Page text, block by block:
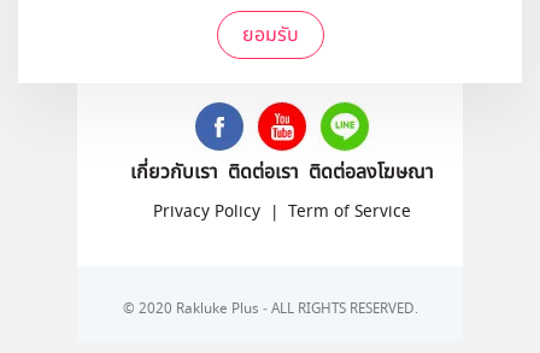
ยอมรับ
ติดตามเราได้ที่
เกี่ยวกับเรา ติดต่อเรา ติดต่อลงโฆษณา
Privacy Policy | Term of Service
© 2020 Rakluke Plus - ALL RIGHTS RESERVED.